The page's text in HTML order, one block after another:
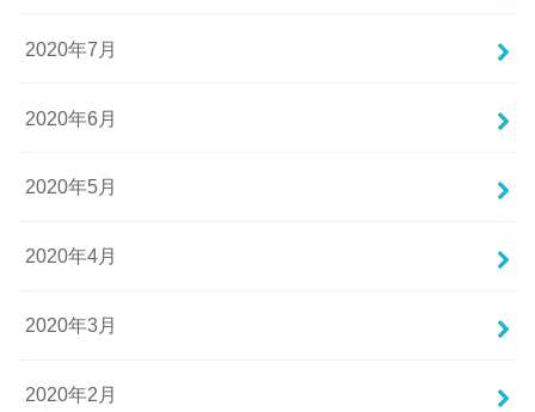
2020年7月
2020年6月
2020年5月
2020年4月
2020年3月
2020年2月